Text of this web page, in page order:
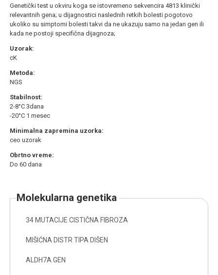
Genetički test u okviru koga se istovremeno sekvencira 4813 klinički
relevantnih gena; u dijagnostici naslednih retkih bolesti pogotovo
ukoliko su simptomi bolesti takvi da ne ukazuju samo na jedan gen ili
kada ne postoji specifična dijagnoza;
Uzorak:
cK
Metoda:
NGS
Stabilnost:
2-8°C 3dana
-20°C 1 mesec
Minimalna zapremina uzorka:
ceo uzorak
Obrtno vreme:
Do 60 dana
molekularna genetika
34 MUTACIJE CISTIČNA FIBROZA
MIŠIĆNA DISTR TIPA DIŠEN
ALDH7A GEN